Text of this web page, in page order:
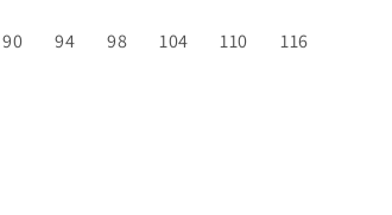
90 94 98 104 110 116